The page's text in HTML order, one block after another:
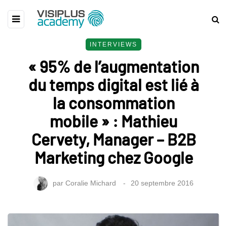
INTERVIEWS
« 95% de l’augmentation
du temps digital est lié à
la consommation
mobile » : Mathieu
Cervety, Manager – B2B
Marketing chez Google
par Coralie Michard 20 septembre 2016